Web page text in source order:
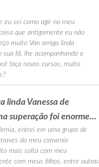
eu sei como agir no meu
que antigamente eu não
muito Van amiga linda
sua fã, lhe acompanhando e
faça novos cursos, muito
linda Vanessa de
superação foi enorme…
entrei em uma grupo de
do meu convenio
mais solta com meu
com meus filhos, entre outras